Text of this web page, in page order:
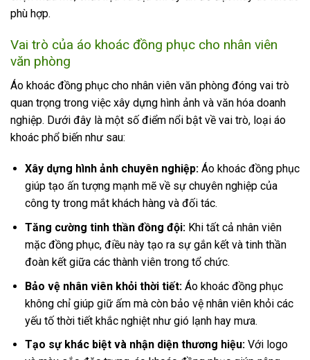
phù hợp.
Vai trò của áo khoác đồng phục cho nhân viên
văn phòng
Áo khoác đồng phục cho nhân viên văn phòng đóng vai trò
quan trọng trong việc xây dựng hình ảnh và văn hóa doanh
nghiệp. Dưới đây là một số điểm nổi bật về vai trò, loại áo
khoác phổ biến như sau:
Xây dựng hình ảnh chuyên nghiệp: Áo khoác đồng phục
giúp tạo ấn tượng mạnh mẽ về sự chuyên nghiệp của
công ty trong mắt khách hàng và đối tác.
Tăng cường tinh thần đồng đội: Khi tất cả nhân viên
mặc đồng phục, điều này tạo ra sự gắn kết và tinh thần
đoàn kết giữa các thành viên trong tổ chức.
Bảo vệ nhân viên khỏi thời tiết: Áo khoác đồng phục
không chỉ giúp giữ ấm mà còn bảo vệ nhân viên khỏi các
yếu tố thời tiết khắc nghiệt như gió lạnh hay mưa.
Tạo sự khác biệt và nhận diện thương hiệu: Với logo